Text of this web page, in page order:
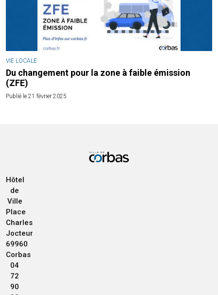
VIE LOCALE
Du changement pour la zone à faible émission
(ZFE)
Publié le 21 février 2025
Hôtel
de
Ville
Place
Charles
Jocteur
69960
Corbas
04
72
90